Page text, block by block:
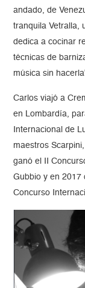
andado, de
tranquila Vetralla,
dedica a cocinar
técnicas de
música sin
Carlos viajó a
en Lombardía,
Internacional de
maestros
ganó el II
Gubbio y en 2017
Concurso